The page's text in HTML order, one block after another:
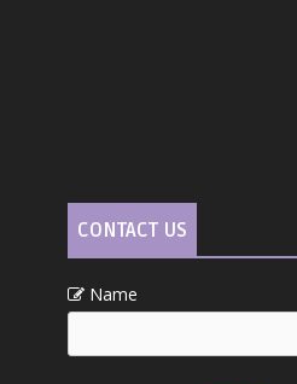
CONTACT US
Name